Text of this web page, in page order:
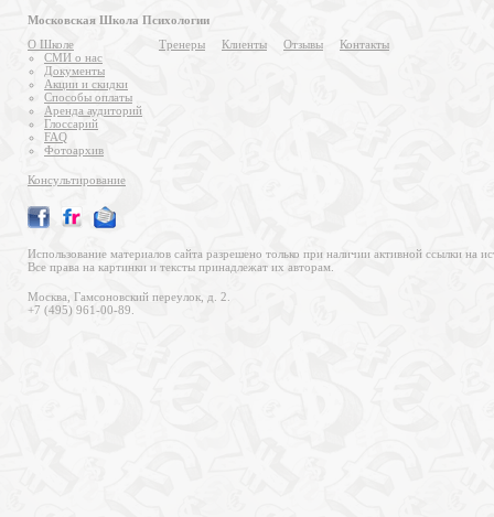
Московская Школа Психологии
О Школе
СМИ о нас
Документы
Акции и скидки
Способы оплаты
Аренда аудиторий
Глоссарий
FAQ
Фотоархив
Тренеры Клиенты Отзывы Контакты
Консультирование
Использование материалов сайта разрешено только при наличии активной ссылки на
Все права на картинки и тексты принадлежат их авторам.
Москва, Гамсоновский переулок, д. 2.
+7 (495) 961-00-89.